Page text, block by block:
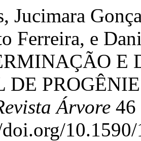
Jucimara
Ferreira, e
E
DE
Árvore 46